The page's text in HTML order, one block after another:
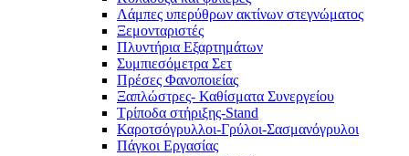
Λάμπες υπερύθρων ακτίνων στεγνώματος
Ξεμονταριστές
Πλυντήρια Εξαρτημάτων
Συμπιεσόμετρα Σετ
Πρέσες Φανοποιείας
Ξαπλώστρες- Καθίσματα Συνεργείου
Τρίποδα στήριξης-Stand
Καροτσόγρυλλοι-Γρύλοι-Σασμανόγρυλοι
Πάγκοι Εργασίας